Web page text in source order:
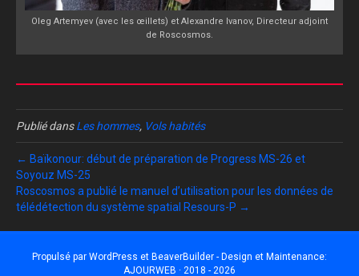
Oleg Artemyev (avec les œillets) et Alexandre Ivanov, Directeur adjoint
de Roscosmos.
Publié dansLes hommes, Vols habités
← Baïkonour: début de préparation de Progress MS-26 et
Soyouz MS-25
Roscosmos a publié le manuel d’utilisation pour les données de
télédétection du système spatial Resours-P →
Propulsé par WordPress et BeaverBuilder - Design et Maintenance:
AJOURWEB · 2018 - 2026